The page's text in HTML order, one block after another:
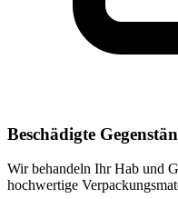
Beschädigte
Wir behandeln Ihr Hab und
hochwertige